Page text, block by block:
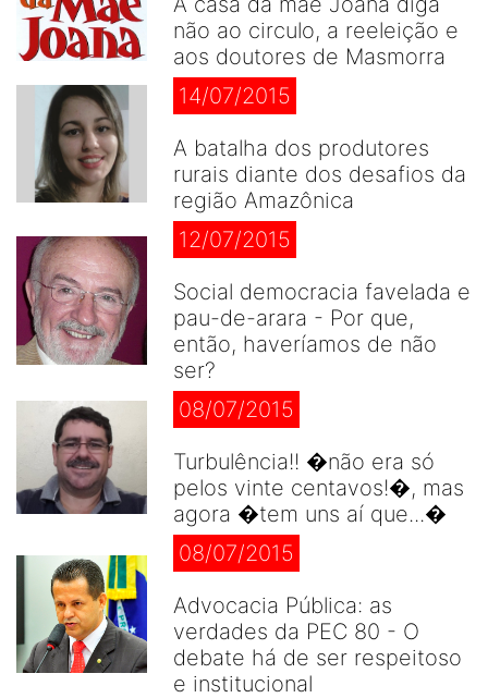
não ao circulo, a reeleição e
aos doutores de Masmorra
14/07/2015
A batalha dos produtores
rurais diante dos desafios da
região Amazônica
12/07/2015
Social democracia favelada e
pau-de-arara - Por que,
então, haveríamos de não
ser?
08/07/2015
Turbulência!! �não era só
pelos vinte centavos!�, mas
agora �tem uns aí que...�
08/07/2015
Advocacia Pública: as
verdades da PEC 80 - O
debate há de ser respeitoso
e institucional